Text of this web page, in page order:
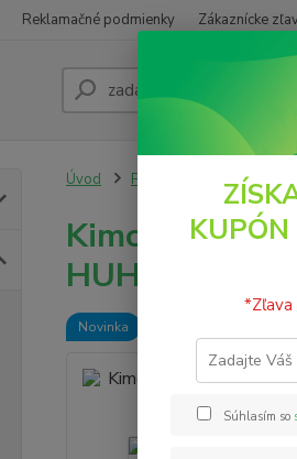
Reklamačné podmienky Zákaznícke
Úvod POTRAVINY Prísady
Kimchi
HUHUCHILLI
Novinka
*Zľava
Súhlasím so